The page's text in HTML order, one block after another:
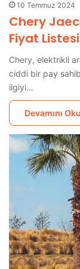
10 Temmuz 2024
Chery
Fiyat
Chery, elektrikli
ciddi bir pay
ilgiyi…
Devamını